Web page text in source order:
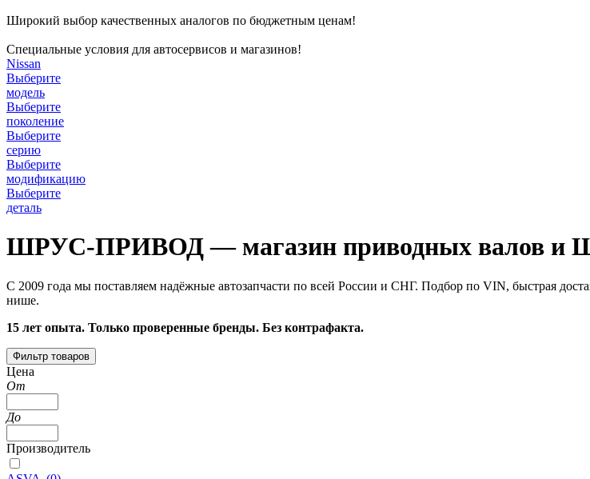
Широкий выбор качественных аналогов по бюджетным ценам!
Специальные условия для автосервисов и магазинов!
Nissan
Выберите
модель
Выберите
поколение
Выберите
серию
Выберите
модификацию
Выберите
деталь
ШРУС-ПРИВОД — магазин приводных валов и
С 2009 года мы поставляем надёжные автозапчасти по всей России и СНГ. Подбор по VIN, быстрая
нише.
15 лет опыта. Только проверенные бренды. Без контрафакта.
Фильтр товаров
Цена
От
До
Производитель